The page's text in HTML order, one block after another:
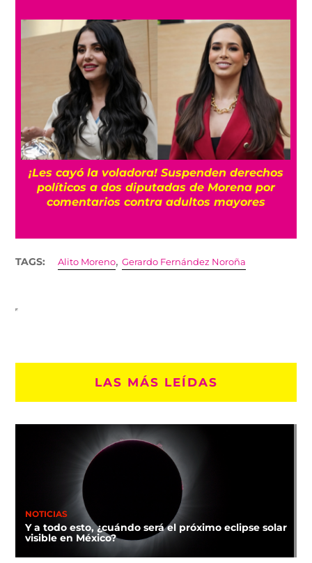
¡Les cayó la voladora! Suspenden derechos
políticos a dos diputadas de Morena por
comentarios contra adultos mayores
TAGS: Alito Moreno,Gerardo Fernández Noroña
LAS MÁS LEÍDAS
NOTICIAS
Y a todo esto, ¿cuándo será el próximo eclipse solar
visible en México?